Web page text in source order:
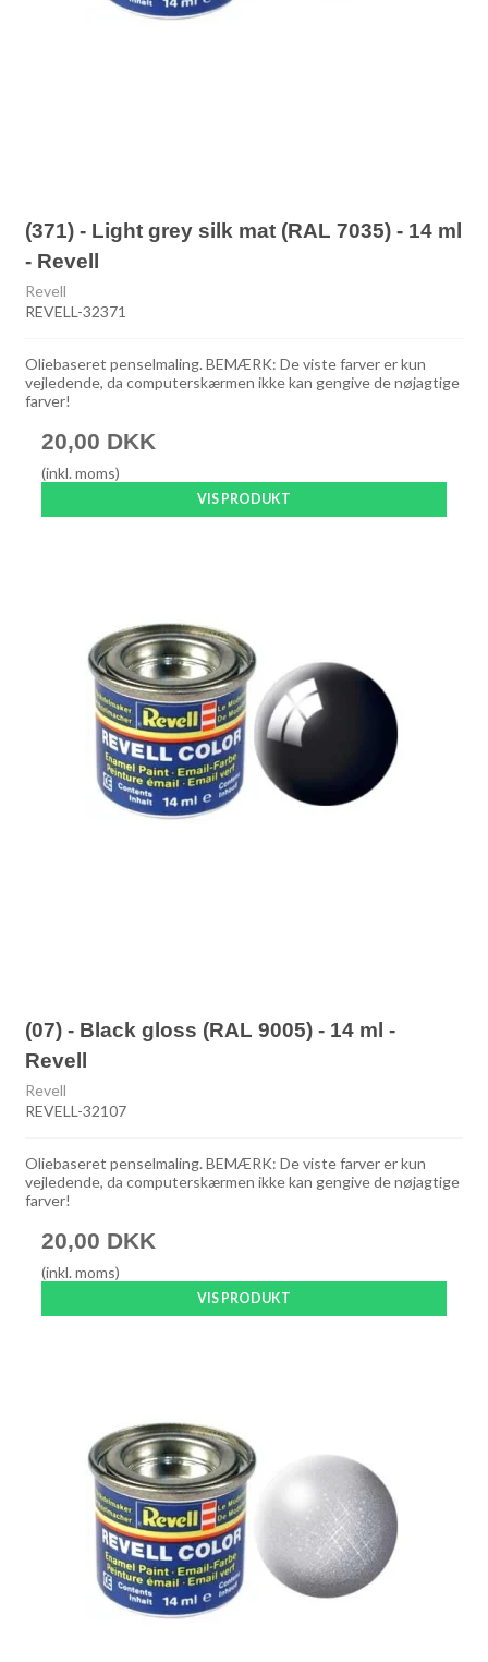
(371) - Light grey silk mat (RAL 7035) - 14 ml
- Revell
Revell
REVELL-32371
Oliebaseret penselmaling. BEMÆRK: De viste farver er kun
vejledende, da computerskærmen ikke kan gengive de nøjagtige
farver!
20,00 DKK
(inkl. moms)
VIS PRODUKT
(07) - Black gloss (RAL 9005) - 14 ml -
Revell
Revell
REVELL-32107
Oliebaseret penselmaling. BEMÆRK: De viste farver er kun
vejledende, da computerskærmen ikke kan gengive de nøjagtige
farver!
20,00 DKK
(inkl. moms)
VIS PRODUKT